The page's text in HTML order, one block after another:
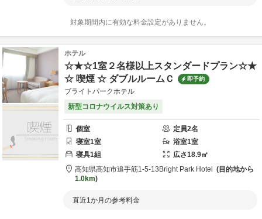
対象期間内に有効な料金設定がありません。
ホテル
☆★☆1室２名様以上スタンダードプラン☆★
☆ 喫煙 ☆ ダブルルームＣ
即予約
ブライトパークホテル
新型コロナウイルス対策あり
個室 定員2名
寝室1室 浴室1室
寝具1組 広さ18.9㎡
高知県高知市追手筋1-5-13 Bright Park Hotel
目的地から
1.0km
直近1か月の参考料金